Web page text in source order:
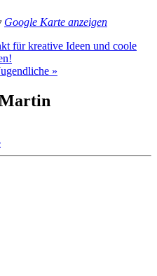
Google Karte anzeigen
für kreative Ideen und coole
»